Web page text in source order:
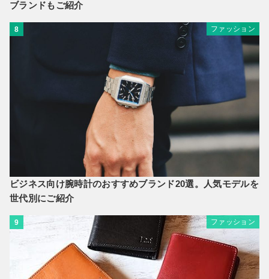
ブランドもご紹介
8 ファッション
ビジネス向け腕時計のおすすめブランド20選。人気モデルを
世代別にご紹介
9 ファッション